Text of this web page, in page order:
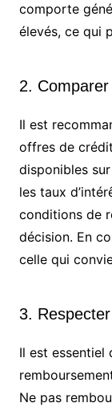
comporte
élevés, ce qui
2.
Il est
offres de
disponibles
les taux
conditions de
décision. En
celle qui
3.
Il est essentiel
Ne pas